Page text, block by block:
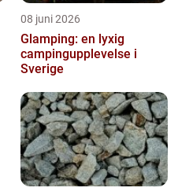
08 juni 2026
Glamping: en lyxig
campingupplevelse i
Sverige